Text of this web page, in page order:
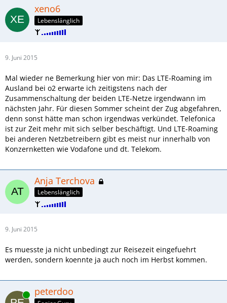
xeno6
Lebenslänglich
9. Juni 2015
Mal wieder ne Bemerkung hier von mir: Das LTE-Roaming im
Ausland bei o2 erwarte ich zeitigstens nach der
Zusammenschaltung der beiden LTE-Netze irgendwann im
nächsten Jahr. Für diesen Sommer scheint der Zug abgefahren,
denn sonst hätte man schon irgendwas verkündet. Telefonica
ist zur Zeit mehr mit sich selber beschäftigt. Und LTE-Roaming
bei anderen Netzbetreibern gibt es meist nur innerhalb von
Konzernketten wie Vodafone und dt. Telekom.
Anja Terchova
Lebenslänglich
9. Juni 2015
Es muesste ja nicht unbedingt zur Reisezeit eingefuehrt
werden, sondern koennte ja auch noch im Herbst kommen.
Online peterdoo